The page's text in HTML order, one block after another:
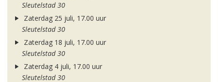
Sleutelstad 30
Zaterdag 25 juli, 17.00 uur
Sleutelstad 30
Zaterdag 18 juli, 17.00 uur
Sleutelstad 30
Zaterdag 4 juli, 17.00 uur
Sleutelstad 30